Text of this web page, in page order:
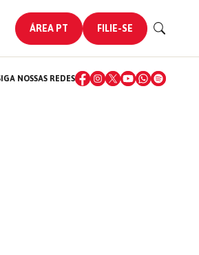
ÁREA PT FILIE-SE
NOSSAS REDES